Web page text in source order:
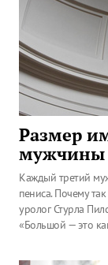
Размер
мужчины
Каждый третий
пениса. Почему
уролог Стурла
«Большой — это